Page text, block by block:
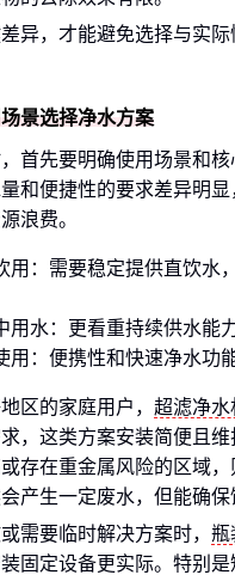
异，才能避免选择与实
景选择净水方案
首先要明确使用场景和
和便捷性的要求差异明
浪费。
用：需要稳定提供直饮水
用水：更看重持续供水能
用：便携性和快速净水功
区的家庭用户， 超滤净水
，这类方案安装简便且
存在重金属风险的区域
产生一定废水，但能确保
需要临时解决方案时， 瓶
固定设备更实际。特别是